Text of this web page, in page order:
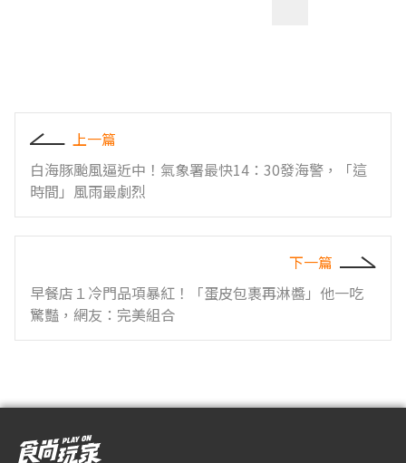
上一篇
白海豚颱風逼近中！氣象署最快14：30發海警，「這
時間」風雨最劇烈
下一篇
早餐店１冷門品項暴紅！「蛋皮包裹再淋醬」他一吃
驚豔，網友：完美組合